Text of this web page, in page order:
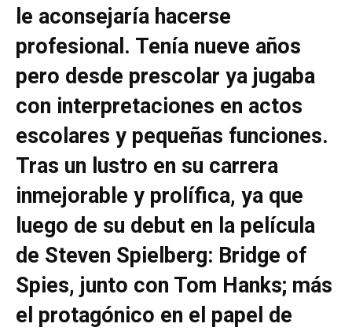
le aconsejaría hacerse
profesional. Tenía nueve años
pero desde prescolar ya jugaba
con interpretaciones en actos
escolares y pequeñas funciones.
Tras un lustro en su carrera
inmejorable y prolífica, ya que
luego de su debut en la película
de Steven Spielberg: Bridge of
Spies, junto con Tom Hanks; más
el protagónico en el papel de